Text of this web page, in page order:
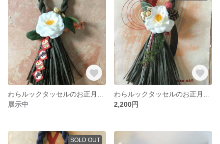
展示中
2,200円
SOLD OUT